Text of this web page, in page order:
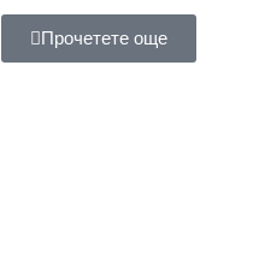
Прочетете още